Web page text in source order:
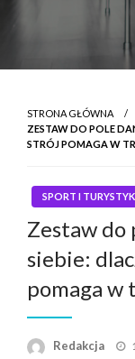
STRONA GŁÓWNA
ZESTAW DO POLE
STRÓJ POMAGA W
SPORT I
Zestaw do
siebie:
pomaga w
Redakcja